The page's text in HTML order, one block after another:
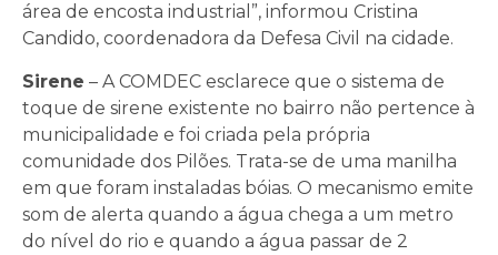
área de encosta industrial”, informou Cristina
Candido, coordenadora da Defesa Civil na cidade.
Sirene – A COMDEC esclarece que o sistema de
toque de sirene existente no bairro não pertence à
municipalidade e foi criada pela própria
comunidade dos Pilões. Trata-se de uma manilha
em que foram instaladas bóias. O mecanismo emite
som de alerta quando a água chega a um metro
do nível do rio e quando a água passar de 2